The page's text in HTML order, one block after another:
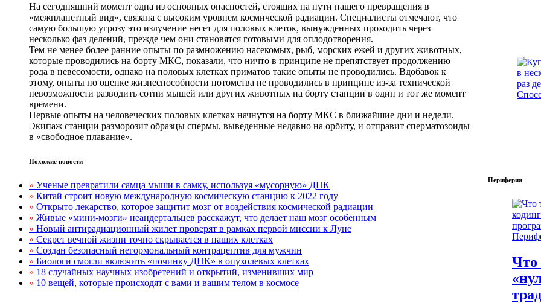
На сегодняшний момент одна из основных опасностей, стоящих на пути нашего превращения в
«межпланетный вид», связана с высоким уровнем космической радиации. Специалисты отмечают, что
самую большую угрозу это излучение несет для половых клеток, вынужденных проходить через
несколько фаз делений, прежде чем они становятся готовыми для оплодотворения.
Тем не менее более ранние опыты по размножению насекомых, рыб, морских ежей и других животных,
которые проводились на борту МКС, показали, что ничто в принципе не препятствует продолжению
рода в невесомости, однако на половых клетках приматов такие опыты не проводились. Вдобавок к
этому, опыты по оценке жизнеспособности потомства не проводились в принципе из-за технической
невозможности разводить сотни мышей или других животных на борту станции в один и тот же момент
времени.
Первые опыты на человеческих половых клетках начнутся на борту МКС в ближайшие дни и недели.
Экипаж станции разморозит образцы спермы, выведенные недавно на орбиту, и отправит сперматозоиды
в «свободное плавание».
Похожие новости
» Ученые превратили самца мыши в самку, используя «мусорную» ДНК
» Китай строит новую международную космическую станцию к 2022 году
» Открыто лекарство, которое защитит мозг от воздействия космической радиации
» Живые «мини-мозги» неандертальцев расскажут, что делает наш мозг особенным
» Новый антирадиационный жилет проверят в рамках первой миссии к Луне
» Секрет вечной жизни точно скрывается в наших клетках
» Создан безопасный негормональный контрацептив для мужчин
» Биологи смогли включить «починку ДНК» в опухолевых клетках
» 18 случайных научных изобретений и открытий, изменивших мир
» 10 вещей, которые происходят с вами и вашим телом в космосе
Периферия
Что